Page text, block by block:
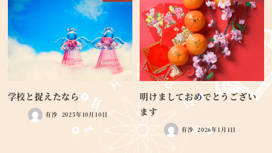
学校と捉えたなら
有沙 2025年10月10日
明けましておめでとうござい
ます
有沙 2026年1月1日